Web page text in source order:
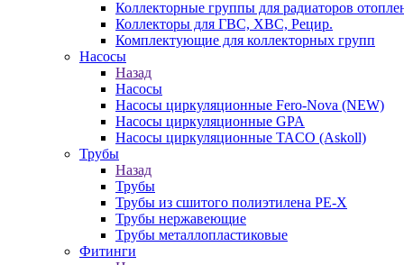
Коллекторные группы для радиаторов
Коллекторы для ГВС, ХВС, Рецир.
Комплектующие для коллекторных групп
Насосы
Назад
Насосы
Насосы циркуляционные Fero-Nova (NEW)
Насосы циркуляционные GPA
Насосы циркуляционные TACO (Askoll)
Трубы
Назад
Трубы
Трубы из сшитого полиэтилена PE-X
Трубы нержавеющие
Трубы металлопластиковые
Фитинги